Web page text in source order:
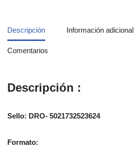
Descripción Información adicional
Comentarios
Descripción :
Sello: DRO- 5021732523624
Formato: